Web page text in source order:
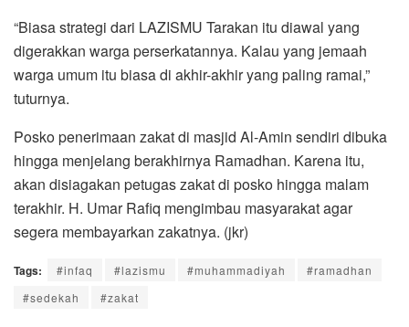
“Biasa strategi dari LAZISMU Tarakan itu diawal yang
digerakkan warga perserkatannya. Kalau yang jemaah
warga umum itu biasa di akhir-akhir yang paling ramai,”
tuturnya.
Posko penerimaan zakat di masjid Al-Amin sendiri dibuka
hingga menjelang berakhirnya Ramadhan. Karena itu,
akan disiagakan petugas zakat di posko hingga malam
terakhir. H. Umar Rafiq mengimbau masyarakat agar
segera membayarkan zakatnya. (jkr)
Tags: #infaq #lazismu #muhammadiyah
#ramadhan
#sedekah
#zakat